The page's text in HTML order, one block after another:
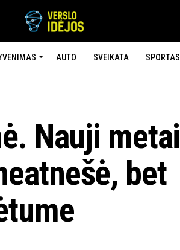
AUTO SVEIKATA SPORTAS
Nauji metai
bet